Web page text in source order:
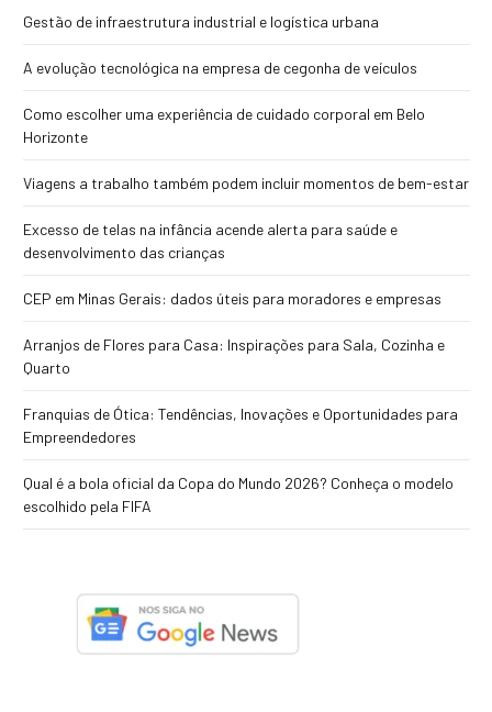
Gestão de infraestrutura industrial e logística urbana
A evolução tecnológica na empresa de cegonha de veículos
Como escolher uma experiência de cuidado corporal em Belo
Horizonte
Viagens a trabalho também podem incluir momentos de bem-estar
Excesso de telas na infância acende alerta para saúde e
desenvolvimento das crianças
CEP em Minas Gerais: dados úteis para moradores e empresas
Arranjos de Flores para Casa: Inspirações para Sala, Cozinha e
Quarto
Franquias de Ótica: Tendências, Inovações e Oportunidades para
Empreendedores
Qual é a bola oficial da Copa do Mundo 2026? Conheça o modelo
escolhido pela FIFA